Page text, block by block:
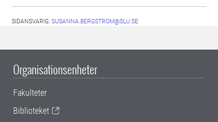
SIDANSVARIG: SUSANNA.BERGSTROM@SLU.SE
Organisationsenheter
Fakulteter
Biblioteket